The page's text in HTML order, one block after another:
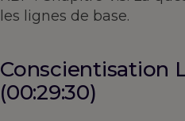
les lignes de base.
Conscientisation
(00:29:30)